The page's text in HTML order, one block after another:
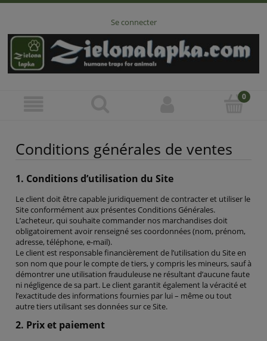
Se connecter
Conditions générales de ventes
1. Conditions d’utilisation du Site
Le client doit être capable juridiquement de contracter et utiliser le
Site conformément aux présentes Conditions Générales.
L’acheteur, qui souhaite commander nos marchandises doit
obligatoirement avoir renseigné ses coordonnées (nom, prénom,
adresse, téléphone, e-mail).
Le client est responsable financièrement de l’utilisation du Site en
son nom que pour le compte de tiers, y compris les mineurs, sauf à
démontrer une utilisation frauduleuse ne résultant d’aucune faute
ni négligence de sa part. Le client garantit également la véracité et
l’exactitude des informations fournies par lui – même ou tout
autre tiers utilisant ses données sur ce Site.
2. Prix et paiement